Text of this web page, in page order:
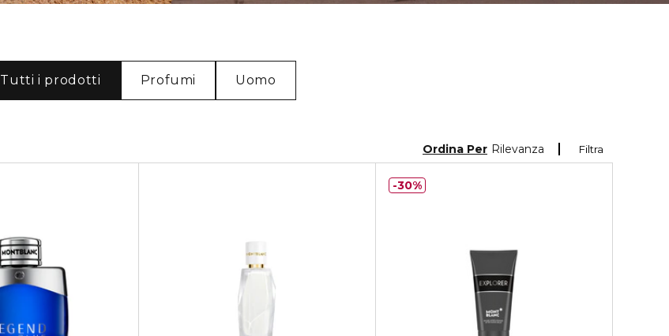
Tutti i prodotti Profumi Uomo
Filtra
Ordina Per Rilevanza
30%